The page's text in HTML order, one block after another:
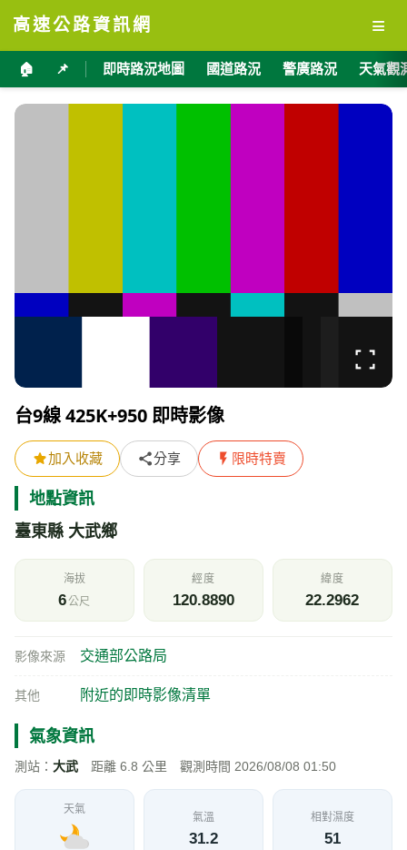
高速公路資訊網 ≡
🏠 📌 即時路況地圖 國道路況 警廣路況 天氣觀
台9線 425K+950 即時影像
加入收藏 分享 限時特賣
地點資訊
臺東縣 大武鄉
海拔
6公尺
經度
120.8890
緯度
22.2962
影像來源 交通部公路局
其他 附近的即時影像清單
氣象資訊
測站： 大武 距離 6.8 公里 觀測時間 2026/08/08 01:50
天氣
氣溫
31.2
相對濕度
51